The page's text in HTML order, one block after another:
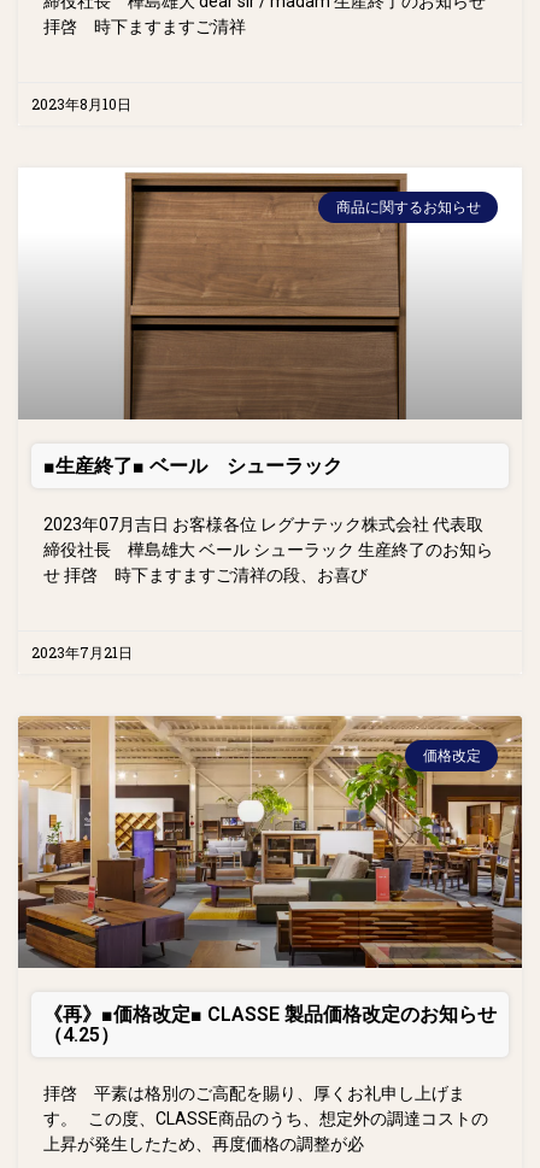
拝啓 時下ますますご清祥
2023年8月10日
商品に関するお知らせ
■生産終了■ ベール シューラック
2023年07月吉日 お客様各位 レグナテック株式会社 代表取
締役社長 樺島雄大 ベール シューラック 生産終了のお知ら
せ 拝啓 時下ますますご清祥の段、お喜び
2023年7月21日
価格改定
《再》■価格改定■ CLASSE 製品価格改定のお知らせ
（4.25）
拝啓 平素は格別のご高配を賜り、厚くお礼申し上げま
す。 この度、CLASSE商品のうち、想定外の調達コストの
上昇が発生したため、再度価格の調整が必